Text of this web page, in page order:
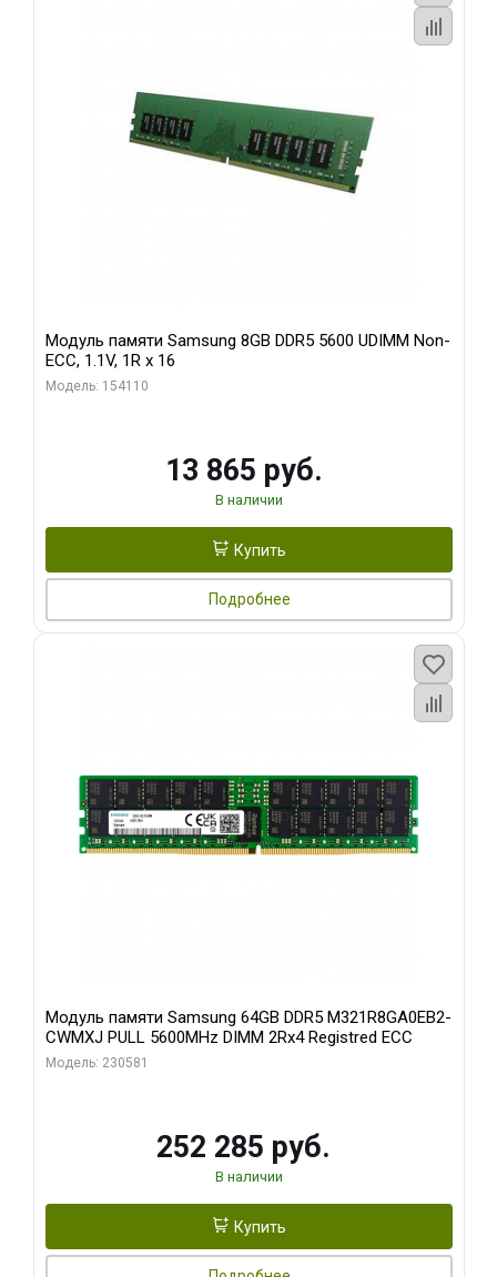
Модуль памяти Samsung 8GB DDR5 5600 UDIMM Non-
ECC, 1.1V, 1R x 16
Модель: 154110
13 865 руб.
В наличии
Купить
Подробнее
Модуль памяти Samsung 64GB DDR5 M321R8GA0EB2-
CWMXJ PULL 5600MHz DIMM 2Rx4 Registred ECC
Модель: 230581
252 285 руб.
В наличии
Купить